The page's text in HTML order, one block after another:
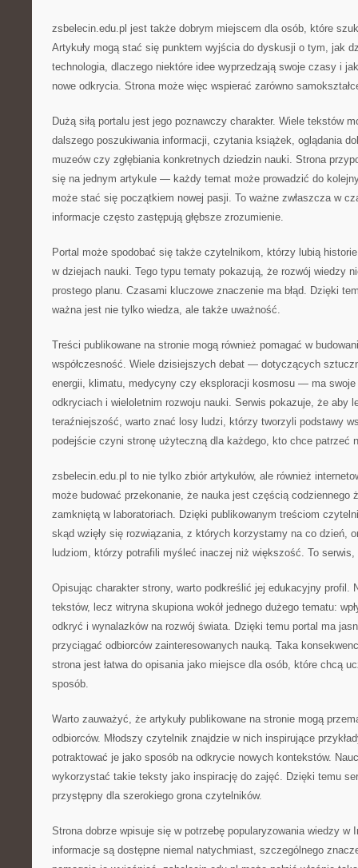
zsbelecin.edu.pl jest także dobrym miejscem dla osób, które
Artykuły mogą stać się punktem wyjścia do dyskusji o tym, jak
technologia, dlaczego niektóre idee wyprzedzają swoje czasy i
nowe odkrycia. Strona może więc wspierać zarówno
Dużą siłą portalu jest jego poznawczy charakter. Wiele tekstów
dalszego poszukiwania informacji, czytania książek, oglądania
muzeów czy zgłębiania konkretnych dziedzin nauki. Strona
się na jednym artykule — każdy temat może prowadzić do
może stać się początkiem nowej pasji. To ważne zwłaszcza w
informacje często zastępują głębsze zrozumienie.
Portal może spodobać się także czytelnikom, którzy lubią
w dziejach nauki. Tego typu tematy pokazują, że rozwój wiedzy
prostego planu. Czasami kluczowe znaczenie ma błąd. Dzięki
ważna jest nie tylko wiedza, ale także uważność.
Treści publikowane na stronie mogą również pomagać w
współczesność. Wiele dzisiejszych debat — dotyczących
energii, klimatu, medycyny czy eksploracji kosmosu — ma swoje
odkryciach i wieloletnim rozwoju nauki. Serwis pokazuje, że aby
teraźniejszość, warto znać losy ludzi, którzy tworzyli podstawy
podejście czyni stronę użyteczną dla każdego, kto chce patrzeć
zsbelecin.edu.pl to nie tylko zbiór artykułów, ale również
może budować przekonanie, że nauka jest częścią codziennego
zamkniętą w laboratoriach. Dzięki publikowanym treściom
skąd wzięły się rozwiązania, z których korzystamy na co dzień,
ludziom, którzy potrafili myśleć inaczej niż większość. To
Opisując charakter strony, warto podkreślić jej edukacyjny profil.
tekstów, lecz witryna skupiona wokół jednego dużego tematu:
odkryć i wynalazków na rozwój świata. Dzięki temu portal ma
przyciągać odbiorców zainteresowanych nauką. Taka
strona jest łatwa do opisania jako miejsce dla osób, które chcą
sposób.
Warto zauważyć, że artykuły publikowane na stronie mogą
odbiorców. Młodszy czytelnik znajdzie w nich inspirujące
potraktować je jako sposób na odkrycie nowych kontekstów.
wykorzystać takie teksty jako inspirację do zajęć. Dzięki temu
przystępny dla szerokiego grona czytelników.
Strona dobrze wpisuje się w potrzebę popularyzowania wiedzy w
informacje są dostępne niemal natychmiast, szczególnego